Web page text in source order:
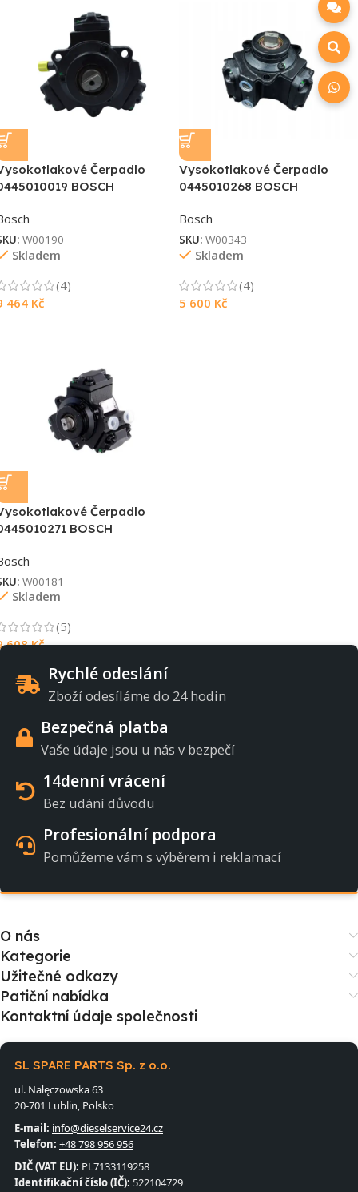
Čerpadlo
BOSCH
W00190
Skladem
(4)
464 Kč
Vysokotlakové Čerpadlo
0445010268 BOSCH
Bosch
SKU: W00343
Skladem
(4)
5 600 Kč
Čerpadlo
BOSCH
W00181
Skladem
(5)
608Kč
Rychlé odeslání
Zboží odesíláme do 24 hodin
Bezpečná platba
Vaše údaje jsou u nás v bezpečí
14denní vrácení
Bez udání důvodu
Profesionální podpora
Pomůžeme vám s výběrem i reklamací
O nás
Kategorie
Užitečné odkazy
Patiční nabídka
Kontaktní údaje společnosti
SL SPARE PARTS Sp. z o.o.
ul. Nałęczowska 63
20-701 Lublin, Polsko
E-mail: info@dieselservice24.cz
Telefon: +48 798 956 956
DIČ (VAT EU): PL7133119258
Identifikační číslo (IČ): 522104729
Souhlasím s GDPR